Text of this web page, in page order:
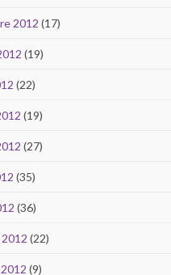
2012 (17)
(19)
(22)
(19)
(27)
(35)
(36)
(22)
(9)